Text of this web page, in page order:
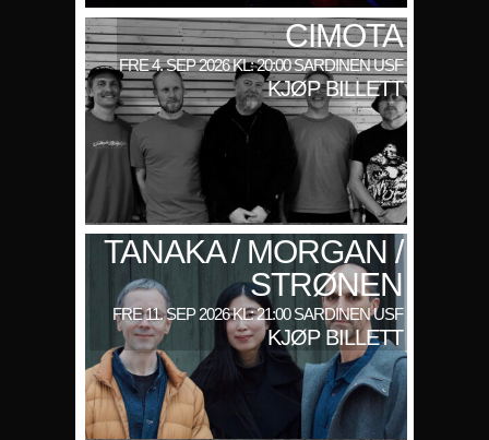
CIMOTA
FRE 4. SEP 2026 KL: 20:00 SARDINEN USF
KJØP BILLETT
TANAKA / MORGAN /
STRØNEN
FRE 11. SEP 2026 KL: 21:00 SARDINEN USF
KJØP BILLETT